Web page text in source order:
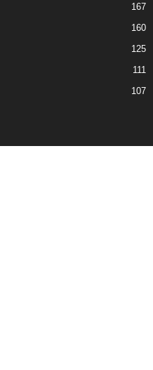
167
160
125
111
107